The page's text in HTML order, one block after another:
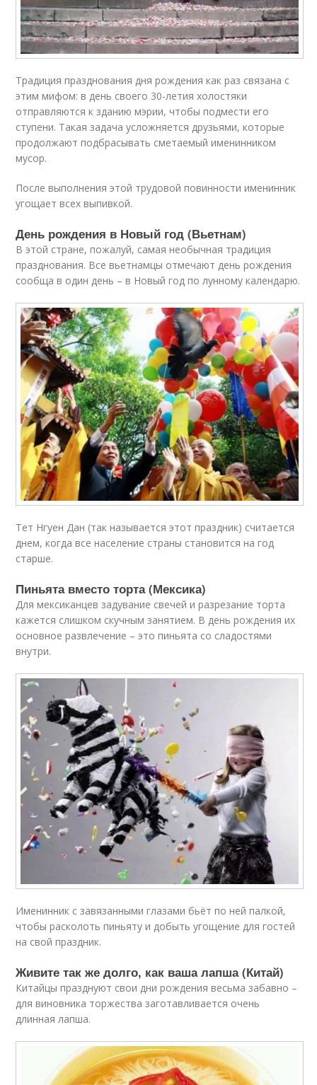
Традиция празднования дня рождения как раз связана с
этим мифом: в день своего 30-летия холостяки
отправляются к зданию мэрии, чтобы подмести его
ступени. Такая задача усложняется друзьями, которые
продолжают подбрасывать сметаемый именинником
мусор.
После выполнения этой трудовой повинности именинник
угощает всех выпивкой.
День рождения в Новый год (Вьетнам)
В этой стране, пожалуй, самая необычная традиция
празднования. Все вьетнамцы отмечают день рождения
сообща в один день – в Новый год по лунному календарю.
Тет Нгуен Дан (так называется этот праздник) считается
днем, когда все население страны становится на год
старше.
Пиньята вместо торта (Мексика)
Для мексиканцев задувание свечей и разрезание торта
кажется слишком скучным занятием. В день рождения их
основное развлечение – это пиньята со сладостями
внутри.
Именинник с завязанными глазами бьёт по ней палкой,
чтобы расколоть пиньяту и добыть угощение для гостей
на свой праздник.
Живите так же долго, как ваша лапша (Китай)
Китайцы празднуют свои дни рождения весьма забавно –
для виновника торжества заготавливается очень
длинная лапша.